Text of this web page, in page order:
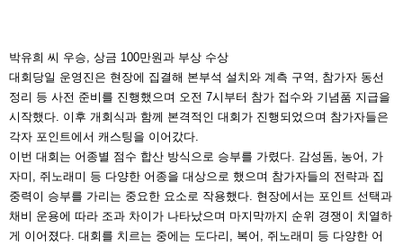
박유희 씨 우승, 상금 100만원과 부상 수상
대회당일 운영진은 현장에 집결해 본부석 설치와 계측 구역, 참가자 동선
정리 등 사전 준비를 진행했으며 오전 7시 부터 참가 접수와 기념품 지급을
시작했다. 이후 개회식과 함께 본격적인 대회가 진행되었으며 참가자들은
각자 포인 트에서 캐스팅을 이어갔다.
이번 대회는 어종별 점수 합산 방식으로 승부를 가렸다. 감성돔, 농어, 가
자미, 쥐노래미 등 다양한 어종을 대상으로 했 으며 참가자들의 전략과 집
중력이 승부를 가리는 중요한 요 소로 작용했다. 현장에서는 포인트 선택과
채비 운용에 따라 조과 차이가 나타났으며 마지막까지 순위 경쟁이 치열하
게 이어졌다. 대회를 치르는 중에는 도다리, 복어, 쥐노래미 등 다양한 어